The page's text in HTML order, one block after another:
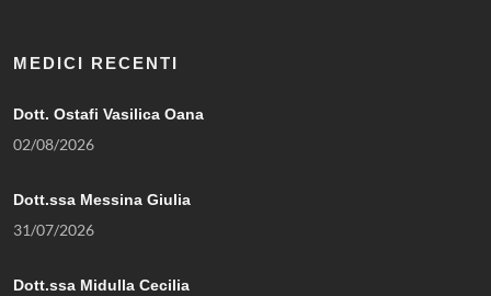
MEDICI RECENTI
Dott. Ostafi Vasilica Oana
02/08/2026
Dott.ssa Messina Giulia
31/07/2026
Dott.ssa Midulla Cecilia